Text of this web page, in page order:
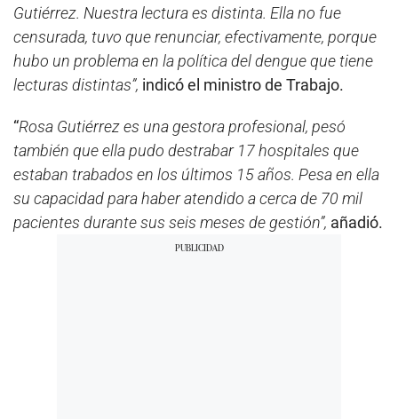
Gutiérrez. Nuestra lectura es distinta. Ella no fue
censurada, tuvo que renunciar, efectivamente, porque
hubo un problema en la política del dengue que tiene
lecturas distintas”, indicó el ministro de Trabajo.
“Rosa Gutiérrez es una gestora profesional, pesó
también que ella pudo destrabar 17 hospitales que
estaban trabados en los últimos 15 años. Pesa en ella
su capacidad para haber atendido a cerca de 70 mil
pacientes durante sus seis meses de gestión”, añadió.